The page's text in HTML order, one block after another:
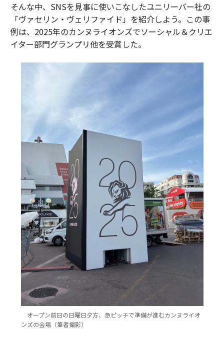
そんな中、SNSを見事に使いこなしたユニリーバー社の
「ヴァセリン・ヴェリファイド」を紹介しよう。この事
例は、2025年のカンヌライオンズでソーシャル＆クリエ
イター部門グランプリ他を受賞した。
オープン前日の日曜日夕方、急ピッチで準備が進むカンヌライオ
ンズの会場（筆者撮影）